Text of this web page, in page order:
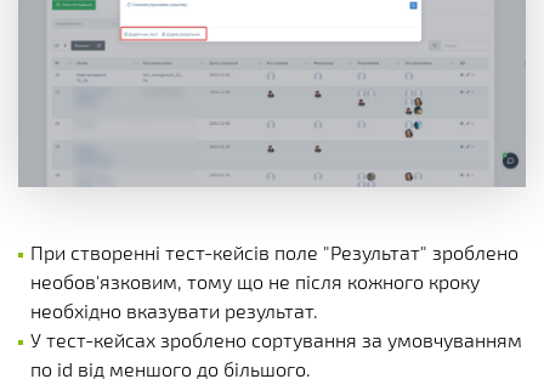
При створенні тест-кейсів поле "Результат" зроблено
необов'язковим, тому що не після кожного кроку
необхідно вказувати результат.
У тест-кейсах зроблено сортування за умовчуванням
по id від меншого до більшого.